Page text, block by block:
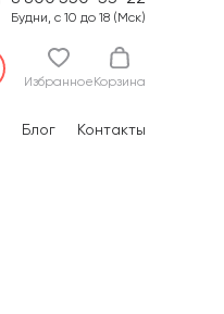
Будни, с 10 до 18 (Мск)
Избранное Корзина
Блог Контакты